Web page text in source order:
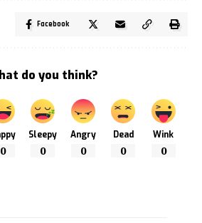
Facebook
do you think?
0
Sleepy
0
Angry
0
Dead
0
Wink
0